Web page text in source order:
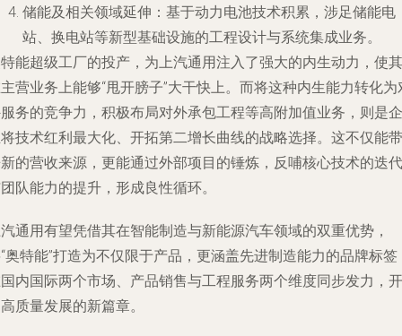
储能及相关领域延伸 ：基于动力电池技术积累，涉足储能电
站、换电站等新型基础设施的工程设计与系统集成业务。
能超级工厂的投产，为上汽通用注入了强大的内生动力，使其
营业务上能够“甩开膀子”大干快上。而将这种内生能力转化为
务的竞争力，积极布局对外承包工程等高附加值业务，则是企
技术红利最大化、开拓第二增长曲线的战略选择。这不仅能带
的营收来源，更能通过外部项目的锤炼，反哺核心技术的迭代
队能力的提升，形成良性循环。
通用有望凭借其在智能制造与新能源汽车领域的双重优势，
奥特能”打造为不仅限于产品，更涵盖先进制造能力的品牌标签
内国际两个市场、产品销售与工程服务两个维度同步发力，开
质量发展的新篇章。